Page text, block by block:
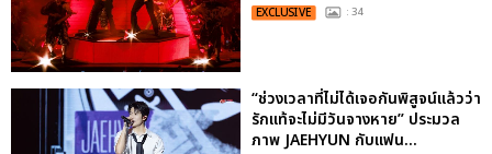
EXCLUSIVE : 34
“ช่วงเวลาที่ไม่ได้เจอกันพิสูจน์แล้วว่า
รักแท้จะไม่มีวันจางหาย” ประมวล
ภาพ JAEHYUN กับแฟน...